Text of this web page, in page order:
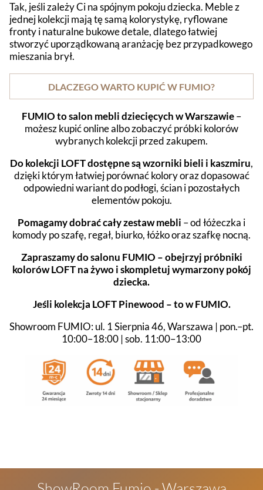
Tak, jeśli zależy Ci na spójnym pokoju dziecka. Meble z
jednej kolekcji mają tę samą kolorystykę, ryflowane
fronty i naturalne bukowe detale, dlatego łatwiej
stworzyć uporządkowaną aranżację bez przypadkowego
mieszania brył.
DLACZEGO WARTO KUPIĆ W FUMIO?
FUMIO to salon mebli dziecięcych w Warszawie–
możesz kupić online albo zobaczyć próbki kolorów
wybranych kolekcji przed zakupem.
Do kolekcji LOFT dostępne są wzorniki bieli i kaszmiru,
dzięki którym łatwiej porównać kolory oraz dopasować
odpowiedni wariant do podłogi, ścian i pozostałych
elementów pokoju.
Pomagamy dobrać cały zestaw mebli – od łóżeczka i
komody po szafę, regał, biurko, łóżko oraz szafkę nocną.
Zapraszamy do salonu FUMIO – obejrzyj próbniki
kolorów LOFT na żywo i skompletuj wymarzony pokój
dziecka.
Jeśli kolekcja LOFT Pinewood – to w FUMIO.
Showroom FUMIO: ul. 1 Sierpnia 46, Warszawa | pon.–pt.
10:00–18:00 | sob. 11:00–13:00